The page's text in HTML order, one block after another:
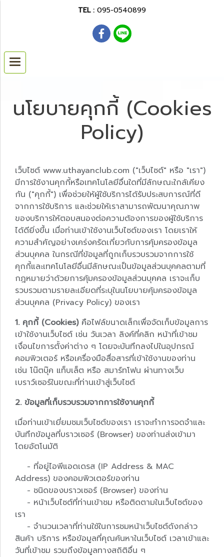
TEL : 095-0540899
นโยบายคุกกี้ (Cookies
Policy)
เว็บไซต์ www.uthayanclub.com ("เว็บไซต์" หรือ "เรา")
มีการใช้งานคุกกี้หรือเทคโนโลยีอื่นใดที่มีลักษณะใกล้เคียง
กัน ("คุกกี้") เพื่อช่วยให้ผู้ใช้บริการได้รับประสบการณ์ที่ดี
จากการใช้บริการ และช่วยให้เราสามารถพัฒนาคุณภาพ
ของบริการให้ตอบสนองต่อความต้องการของผู้ใช้บริการ
ได้ดียิ่งขึ้น เมื่อท่านเข้าใช้งานเว็บไซต์ของเรา โดยเราให้
ความสำคัญอย่างเคร่งครัดเกี่ยวกับการคุ้มครองข้อมูล
ส่วนบุคคล ในกรณีที่ข้อมูลที่ถูกเก็บรวบรวมจากการใช้
คุกกี้และเทคโนโลยีอื่นมีลักษณะเป็นข้อมูลส่วนบุคคลตามที่
กฎหมายว่าด้วยการคุ้มครองข้อมูลส่วนบุคคล เราจะเก็บ
รวบรวมตามรายละเอียดที่ระบุในนโยบายคุ้มครองข้อมูล
ส่วนบุคคล (Privacy Policy) ของเรา
1. คุกกี้ (Cookies)คือไฟล์ขนาดเล็กเพื่อจัดเก็บข้อมูลการ
เข้าใช้งานเว็บไซต์ เช่น วันเวลา ลิงค์ที่คลิก หน้าที่เข้าชม
เงื่อนไขการตั้งค่าต่าง ๆ โดยจะบันทึกลงไปในอุปกรณ์
คอมพิวเตอร์ หรือเครื่องมือสื่อสารที่เข้าใช้งานของท่าน
เช่น โน๊ตบุ๊ค แท็บเล็ต หรือ สมาร์ทโฟน ผ่านทางเว็บ
เบราว์เซอร์ในขณะที่ท่านเข้าสู่เว็บไซต์
2. ข้อมูลที่เก็บรวบรวมจากการใช้งานคุกกี้
เมื่อท่านเข้าเยี่ยมชมเว็บไซต์ของเรา เราจะทำการจดจำและ
บันทึกข้อมูลที่บราวเซอร์ (Browser) ของท่านส่งเข้ามา
โดยอัตโนมัติ
- ที่อยู่ไอพีแอดเดรส (IP Address & MAC
Address) ของคอมพิวเตอร์ของท่าน
- ชนิดของบราวเซอร์ (Browser) ของท่าน
- หน้าเว็บไซต์ที่ท่านเข้าชม หรือติดตามในเว็บไซต์ของ
เรา
- จำนวนเวลาที่ท่านใช้ในการชมหน้าเว็บไซต์ดังกล่าว
สินค้า บริการ หรือข้อมูลที่คุณค้นหาในเว็บไซต์ เวลาเข้าและ
วันที่เข้าชม รวมถึงข้อมูลทางสถิติอื่น ๆ